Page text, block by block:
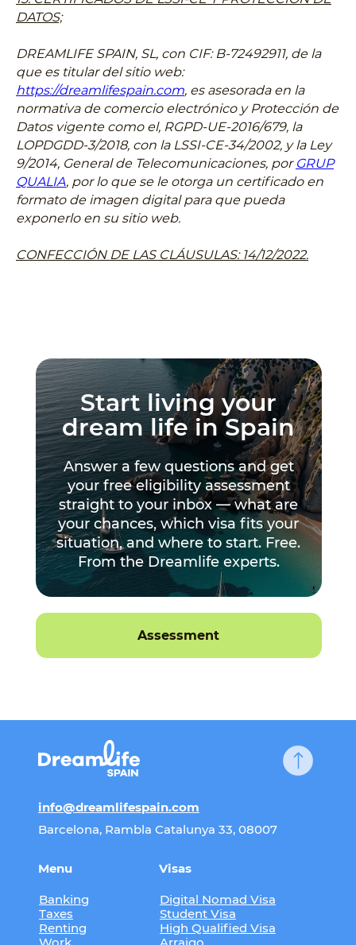
DATOS;
DREAMLIFE SPAIN, SL, con CIF: B-72492911, de la
que es titular del sitio web:
https://dreamlifespain.com, es asesorada en la
normativa de comercio electrónico y Protección de
Datos vigente como el, RGPD-UE-2016/679, la
LOPDGDD-3/2018, con la LSSI-CE-34/2002, y la Ley
9/2014, General de Telecomunicaciones, por GRUP
QUALIA, por lo que se le otorga un certificado en
formato de imagen digital para que pueda
exponerlo en su sitio web.
CONFECCIÓN DE LAS CLÁUSULAS: 14/12/2022.
Start living your
dream life in Spain
Answer a few questions and get
your free eligibility assessment
straight to your inbox — what are
your chances, which visa fits your
situation, and where to start. Free.
From the Dreamlife experts.
Assessment
Menu Visas
info@dreamlifespain.com
Barcelona, Rambla Catalunya 33, 08007
Banking
Taxes
Renting
Digital Nomad Visa
Student Visa
High Qualified Visa